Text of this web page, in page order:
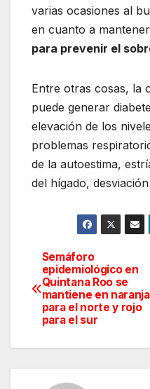
varias ocasiones al
en cuanto a
para prevenir el
Entre otras cosas, la
puede generar
elevación de los
problemas
de la autoestima,
del hígado,
Navegación
de
entradas
Semáforo
epidemiológico en
Quintana Roo se
mantiene en naranja
para el norte y rojo
para el sur